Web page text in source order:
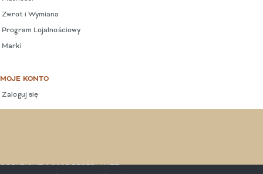
Zwrot i Wymiana
Program Lojalnościowy
Marki
MOJE KONTO
Zaloguj się
COPYRIGHT © 2025 BEBEPLANET.